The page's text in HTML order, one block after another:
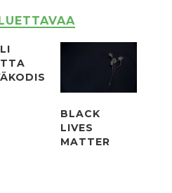
BLACK
LIVES
MATTER